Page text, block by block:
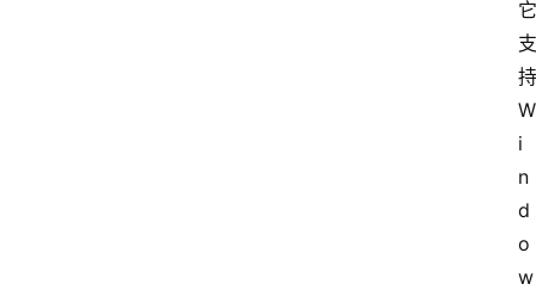
它
支
持
W
i
n
d
o
w